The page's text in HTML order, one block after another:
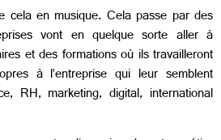
cela en musique. Cela passe par des
vont en quelque sorte aller à
et des formations où ils travailleront
à l’entreprise qui leur semblent
RH, marketing, digital, international